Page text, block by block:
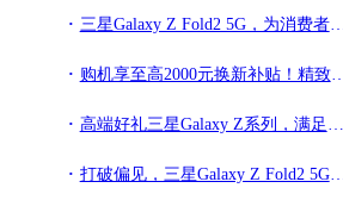
三星Galaxy Z Fold2 5G，为消费者率先开启折叠新时代
购机享至高2000元换新补贴！精致打工人的年终礼物揭秘！
高端好礼三星Galaxy Z系列，满足你对未来科技的一切想象
打破偏见，三星Galaxy Z Fold2 5G开启全新高端科技体验